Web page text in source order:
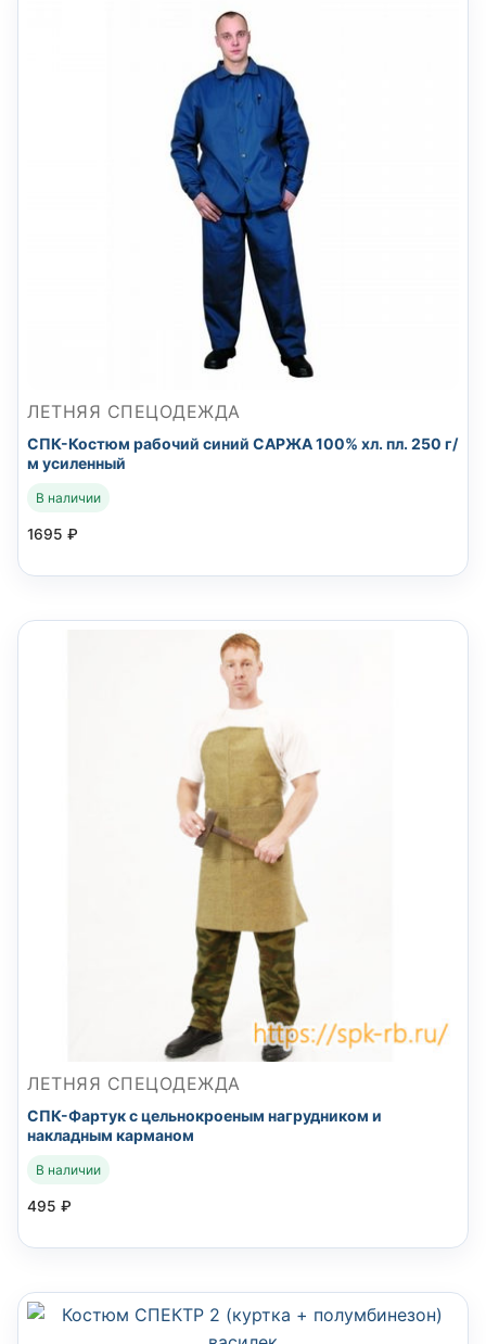
ЛЕТНЯЯ СПЕЦОДЕЖДА
СПК-Костюм рабочий синий САРЖА 100% хл. пл. 250 г/
м усиленный
В наличии
1695 ₽
ЛЕТНЯЯ СПЕЦОДЕЖДА
СПК-Фартук с цельнокроеным нагрудником и
накладным карманом
В наличии
495 ₽